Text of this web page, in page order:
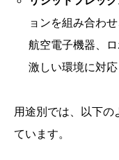
ョンを組み合わ
航空電子機器、
激しい環境に対応
用途別では、以下
ています。